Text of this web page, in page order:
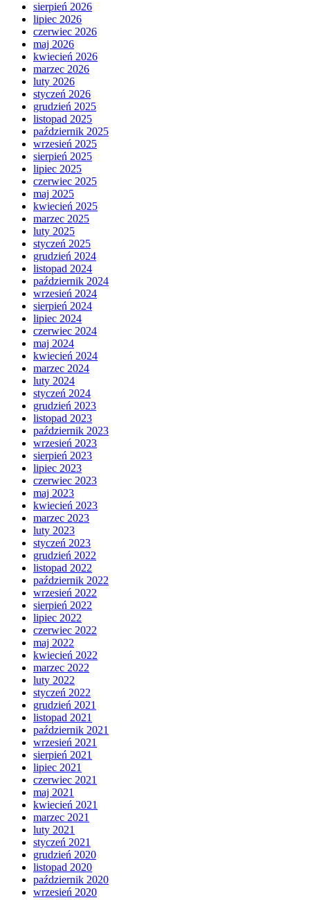
sierpień 2026
lipiec 2026
czerwiec 2026
maj 2026
kwiecień 2026
marzec 2026
luty 2026
styczeń 2026
grudzień 2025
listopad 2025
październik 2025
wrzesień 2025
sierpień 2025
lipiec 2025
czerwiec 2025
maj 2025
kwiecień 2025
marzec 2025
luty 2025
styczeń 2025
grudzień 2024
listopad 2024
październik 2024
wrzesień 2024
sierpień 2024
lipiec 2024
czerwiec 2024
maj 2024
kwiecień 2024
marzec 2024
luty 2024
styczeń 2024
grudzień 2023
listopad 2023
październik 2023
wrzesień 2023
sierpień 2023
lipiec 2023
czerwiec 2023
maj 2023
kwiecień 2023
marzec 2023
luty 2023
styczeń 2023
grudzień 2022
listopad 2022
październik 2022
wrzesień 2022
sierpień 2022
lipiec 2022
czerwiec 2022
maj 2022
kwiecień 2022
marzec 2022
luty 2022
styczeń 2022
grudzień 2021
listopad 2021
październik 2021
wrzesień 2021
sierpień 2021
lipiec 2021
czerwiec 2021
maj 2021
kwiecień 2021
marzec 2021
luty 2021
styczeń 2021
grudzień 2020
listopad 2020
październik 2020
wrzesień 2020